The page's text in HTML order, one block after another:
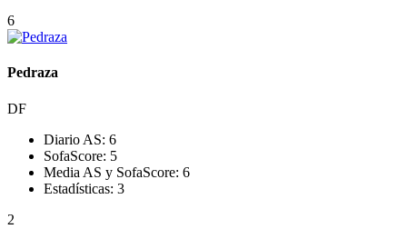
6
Pedraza
DF
Diario AS: 6
SofaScore: 5
Media AS y SofaScore: 6
Estadísticas: 3
2